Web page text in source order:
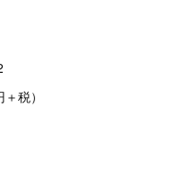
税）